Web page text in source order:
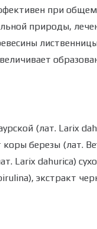
при
природы,
(лат. Larix
березы (лат.
Larix dahurica)
экстракт